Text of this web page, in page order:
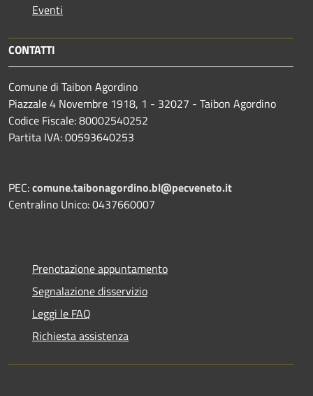
Eventi
CONTATTI
Comune di Taibon Agordino
Piazzale 4 Novembre 1918, 1 - 32027 - Taibon Agordino
Codice Fiscale: 80002540252
Partita IVA: 00593640253
PEC:comune.taibonagordino.bl@pecveneto.it
Centralino Unico: 0437660007
Prenotazione appuntamento
Segnalazione disservizio
Leggi le FAQ
Richiesta assistenza